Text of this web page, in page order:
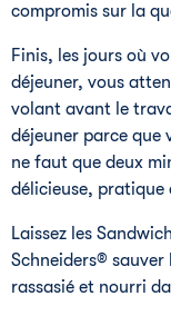
compromis sur la
Finis, les jours où
déjeuner, vous
volant avant le
déjeuner parce que
ne faut que deux
délicieuse, pratique
Laissez les
Schneiders®
rassasié et nourri